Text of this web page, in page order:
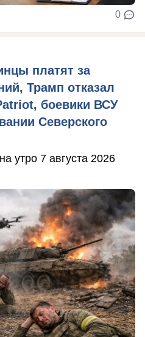
0
платят за
Трамп отказал
боевики ВСУ
Северского
утро 7 августа 2026